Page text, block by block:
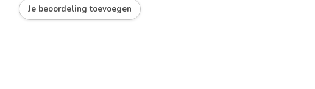
Je beoordeling toevoegen